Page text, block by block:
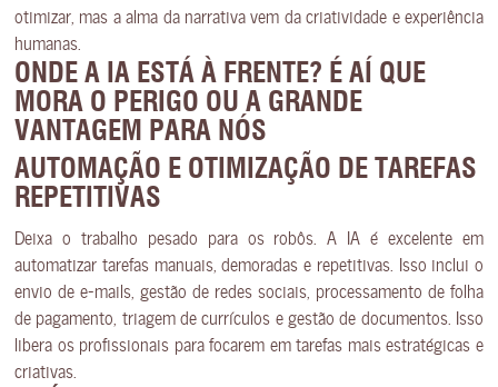
otimizar, mas a alma da narrativa vem da criatividade e experiência
humanas.
ONDE A IA ESTÁ À FRENTE? É AÍ QUE
MORA O PERIGO OU A GRANDE
VANTAGEM PARA NÓS
AUTOMAÇÃO E OTIMIZAÇÃO DE TAREFAS
REPETITIVAS
Deixa o trabalho pesado para os robôs. A IA é excelente em
automatizar tarefas manuais, demoradas e repetitivas. Isso inclui o
envio de e-mails, gestão de redes sociais, processamento de folha
de pagamento, triagem de currículos e gestão de documentos. Isso
libera os profissionais para focarem em tarefas mais estratégicas e
criativas.